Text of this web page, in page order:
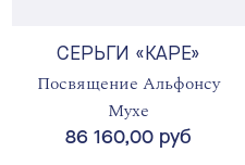
СЕРЬГИ «КАРЕ»
Посвящение Альфонсу
Мухе
86 160,00 руб